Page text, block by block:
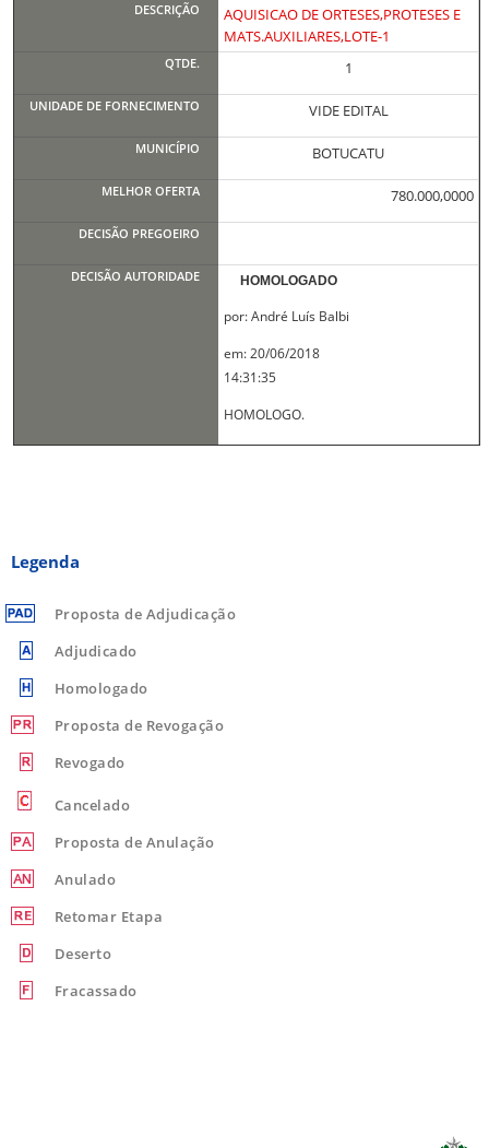
AQUISICAO DE ORTESES,PROTESES E
MATS.AUXILIARES,LOTE-1
1
VIDE EDITAL
BOTUCATU
780.000,0000
HOMOLOGADO
por: André Luís Balbi
em: 20/06/2018
14:31:35
HOMOLOGO.
Legenda
Proposta de Adjudicação
Adjudicado
Homologado
Proposta de Revogação
Revogado
Cancelado
Proposta de Anulação
Anulado
Retomar Etapa
Deserto
Fracassado